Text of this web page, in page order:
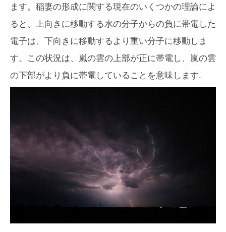
ます。稲妻の形成に関する現在のいくつかの理論によ
ると、上向きに移動する水の分子からの負に帯電した
電子は、下向きに移動するより重い分子に移動しま
す。この状況は、嵐の雲の上部が正に帯電し、嵐の雲
の下部がより負に帯電していることを意味します.